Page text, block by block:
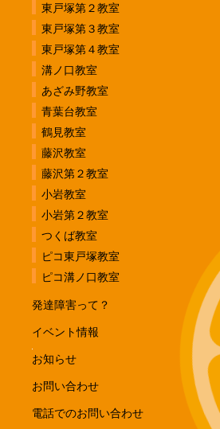
東戸塚第２教室
東戸塚第３教室
東戸塚第４教室
溝ノ口教室
あざみ野教室
青葉台教室
鶴見教室
藤沢教室
藤沢第２教室
小岩教室
小岩第２教室
つくば教室
ピコ東戸塚教室
ピコ溝ノ口教室
発達障害って？
イベント情報
お知らせ
お問い合わせ
電話でのお問い合わせ